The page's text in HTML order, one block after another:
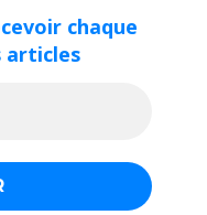
chaque
articles